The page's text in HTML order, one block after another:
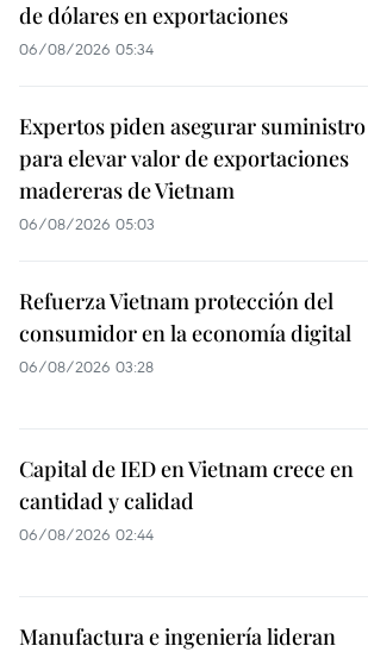
de dólares en exportaciones
06/08/2026 05:34
Expertos piden asegurar suministro
para elevar valor de exportaciones
madereras de Vietnam
06/08/2026 05:03
Refuerza Vietnam protección del
consumidor en la economía digital
06/08/2026 03:28
Capital de IED en Vietnam crece en
cantidad y calidad
06/08/2026 02:44
Manufactura e ingeniería lideran